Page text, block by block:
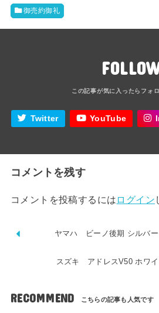
御売約御礼
Twitter YouTube
コメントを残す
コメントを投稿するには ログイン
ヤマハ ビーノ後期 シルバー
スズキ アドレスV50 ホワ
RECOMMEND